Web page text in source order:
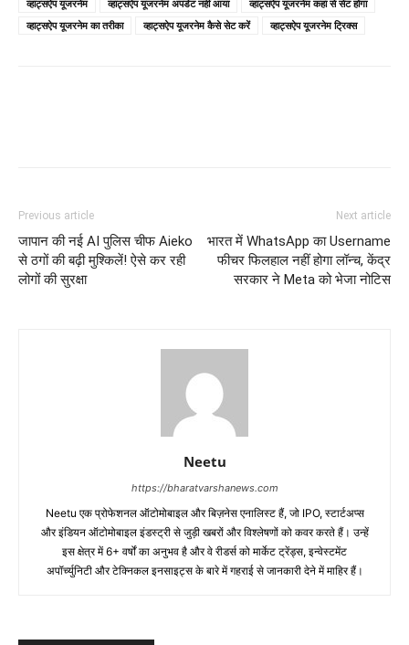
व्हाट्सऐप यूजरनेम व्हाट्सऐप यूजरनेम अपडेट नहीं आया
व्हाट्सऐप यूजरनेम कहां से सेट होगा
व्हाट्सऐप यूजरनेम का तरीका
व्हाट्सऐप यूजरनेम कैसे सेट करें व्हाट्सऐप यूजरनेम ट्रिक्स
Previous article
जापान की नई AI पुलिस चीफ Aieko
से ठगों की बढ़ी मुश्किलें! ऐसे कर रही
लोगों की सुरक्षा
Next article
भारत में WhatsApp का Username
फीचर फिलहाल नहीं होगा लॉन्च, केंद्र
सरकार ने Meta को भेजा नोटिस
Neetu
https://bharatvarshanews.com
Neetu एक प्रोफेशनल ऑटोमोबाइल और बिज़नेस एनालिस्ट हैं, जो IPO, स्टार्टअप्स
और इंडियन ऑटोमोबाइल इंडस्ट्री से जुड़ी खबरों और विश्लेषणों को कवर करते हैं। उन्हें
इस क्षेत्र में 6+ वर्षों का अनुभव है और वे रीडर्स को मार्केट ट्रेंड्स, इन्वेस्टमेंट
अपॉर्च्युनिटी और टेक्निकल इनसाइट्स के बारे में गहराई से जानकारी देने में माहिर हैं।